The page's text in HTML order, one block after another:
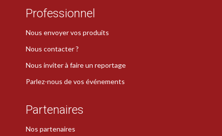
Professionnel
Nous envoyer vos produits
Nous contacter ?
Nous inviter à faire un reportage
Parlez-nous de vos événements
Partenaires
Nos partenaires